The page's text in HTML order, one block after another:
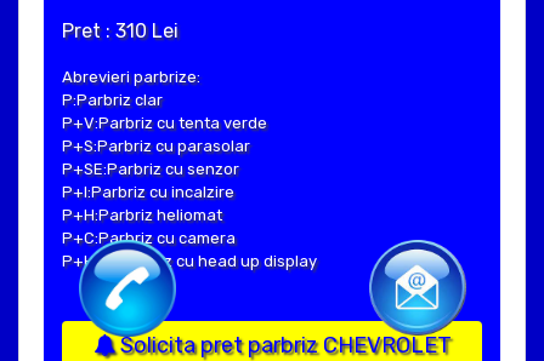
Pret : 310 Lei
Abrevieri parbrize:
P:Parbriz clar
P+V:Parbriz cu tenta verde
P+S:Parbriz cu parasolar
P+SE:Parbriz cu senzor
P+I:Parbriz cu incalzire
P+H:Parbriz heliomat
P+C:Parbriz cu camera
P+Hud:Parbriz cu head up display
Solicita pret parbriz CHEVROLET